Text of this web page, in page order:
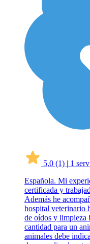
5,0 (1) | 1
Española. Mi
certificada y
Además he
hospital veterinario
de oídos y limpieza
cantidad para un
animales debe